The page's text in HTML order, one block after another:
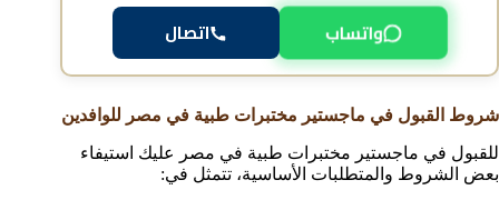
واتساب اتصال
شروط القبول في ماجستير مختبرات طبية في مصر للوافدين
للقبول في ماجستير مختبرات طبية في مصر عليك استيفاء
بعض الشروط والمتطلبات الأساسية، تتمثل في: